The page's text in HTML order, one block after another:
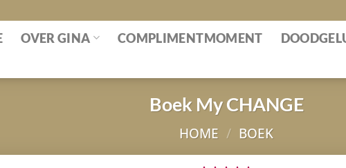
OVER GINA COMPLIMENTMOMENT
Boek My CHANGE
HOME / BOEK